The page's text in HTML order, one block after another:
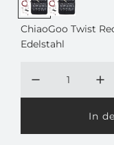
l
ä
P
ChiaoGoo Twist
Edelstahl
In